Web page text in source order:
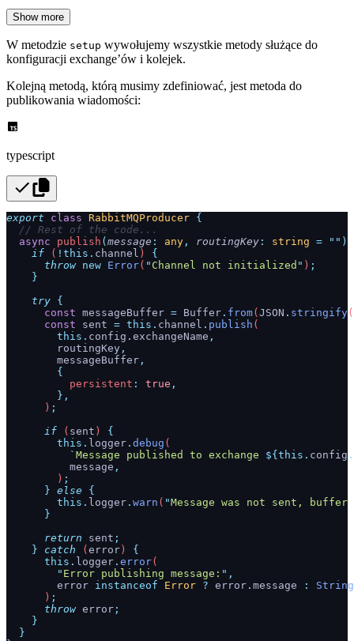
Show more
W metodzie setup wywołujemy wszystkie metody służące do
konfiguracji exchange’ów i kolejek.
Kolejną metodą, którą musimy zdefiniować, jest metoda do
publikowania wiadomości:
typescript
export class RabbitMQProducer {
  // Rest of the code...
  async
publish ( message : any , routingKey : string = "" )
    if
( !this. channel ) {
      throw
new Error( " Channel not initialized " ) ;
    }
    try
{
      const
messageBuffer = Buffer . from( JSON . stringify(
      const
sent = this. channel . publish (
        this.
config . exchangeName ,
        routingKey
,
        messageBuffer
,
        {
          persistent
: true ,
        },
      )
;
      if
( sent ) {
        this.
logger . debug (
          `
Message published to exchange ${ this. config .
          message
,
        )
;
      }
else {
        this.
logger . warn ( "Message was not sent,
      }
      return
sent ;
    }
catch ( error ) {
      this.
logger . error(
        "
Error publishing message: " ,
        error
instanceof Error ? error . message :
String
      )
;
      throw
error ;
    }
  }